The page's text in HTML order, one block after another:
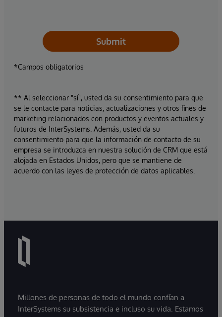
Submit
*Campos obligatorios
** Al seleccionar "sí", usted da su consentimiento para que
se le contacte para noticias, actualizaciones y otros fines de
marketing relacionados con productos y eventos actuales y
futuros de InterSystems. Además, usted da su
consentimiento para que la información de contacto de su
empresa se introduzca en nuestra solución de CRM que está
alojada en Estados Unidos, pero que se mantiene de
acuerdo con las leyes de protección de datos aplicables.
Millones de personas de todo el mundo confían a
InterSystems su subsistencia e incluso su vida. Estamos